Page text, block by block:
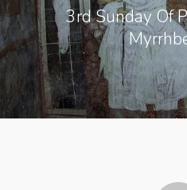
3rd Sunday Of